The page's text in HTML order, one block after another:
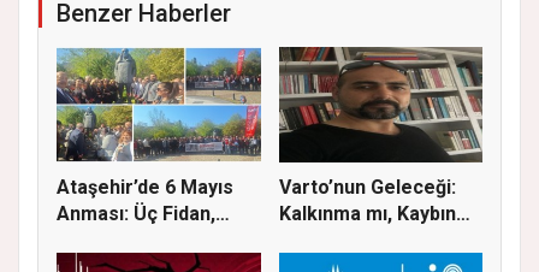
Benzer Haberler
Ataşehir’de 6 Mayıs
Anması: Üç Fidan,
Varto’nun Geleceği:
Kalkınma mı, Kaybın